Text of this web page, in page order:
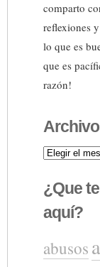
comparto
reflexiones
lo que es
que es
razón!
Archivos
¿Que
aquí?
abusos